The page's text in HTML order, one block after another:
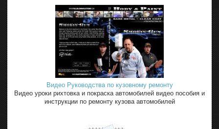
Видео Руководства по кузовному ремонту
Видео уроки рихтовка и покраска автомобилей видео пособия и
инструкции по ремонту кузова автомобилей